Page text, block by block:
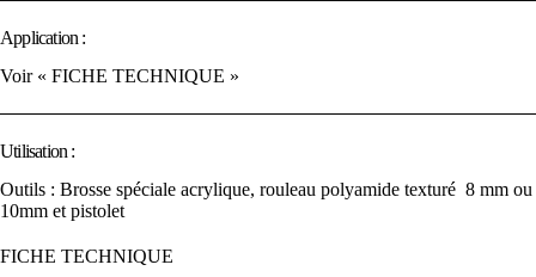
Application :
Voir « FICHE TECHNIQUE »
Utilisation :
Outils : Brosse spéciale acrylique, rouleau polyamide texturé 8 mm ou
10mm et pistolet
FICHE TECHNIQUE